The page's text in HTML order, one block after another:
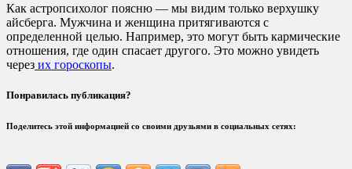
Как астропсихолог поясню — мы видим только верхушку
айсберга. Мужчина и женщина притягиваются с
определенной целью. Например, это могут быть кармические
отношения, где один спасает другого. Это можно увидеть
через их гороскопы.
Понравилась публикация?
Поделитесь этой информацией со своими друзьями в социальных сетях: